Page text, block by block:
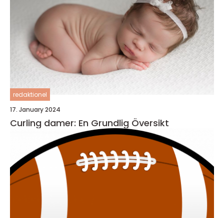
redaktionel
17. January 2024
Curling damer: En Grundlig Översikt